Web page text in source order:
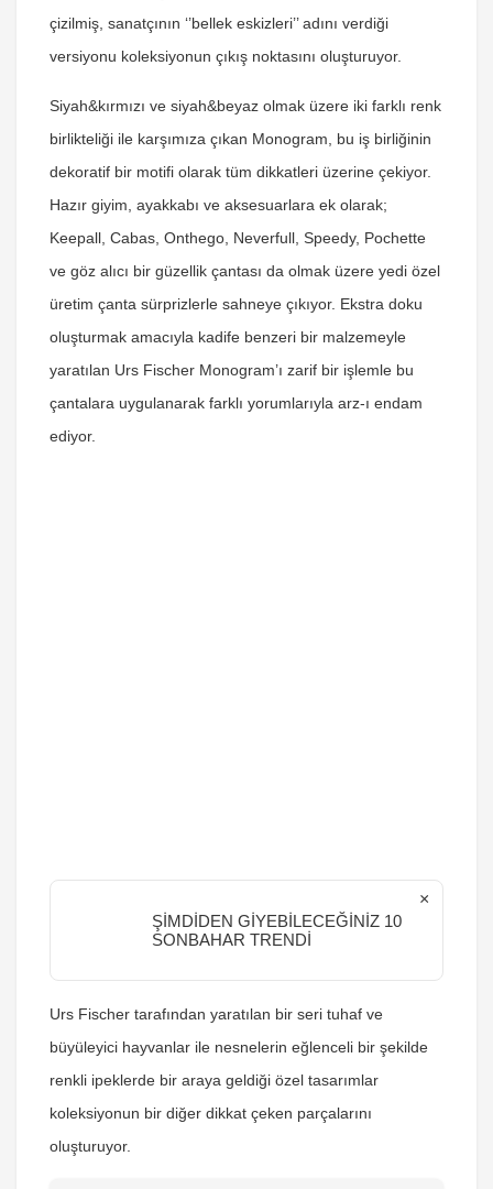
çizilmiş, sanatçının ‘’bellek eskizleri’’ adını verdiği
versiyonu koleksiyonun çıkış noktasını oluşturuyor.
Siyah&kırmızı ve siyah&beyaz olmak üzere iki farklı renk
birlikteliği ile karşımıza çıkan Monogram, bu iş birliğinin
dekoratif bir motifi olarak tüm dikkatleri üzerine çekiyor.
Hazır giyim, ayakkabı ve aksesuarlara ek olarak;
Keepall, Cabas, Onthego, Neverfull, Speedy, Pochette
ve göz alıcı bir güzellik çantası da olmak üzere yedi özel
üretim çanta sürprizlerle sahneye çıkıyor. Ekstra doku
oluşturmak amacıyla kadife benzeri bir malzemeyle
yaratılan Urs Fischer Monogram’ı zarif bir işlemle bu
çantalara uygulanarak farklı yorumlarıyla arz-ı endam
ediyor.
ŞİMDİDEN GİYEBİLECEĞİNİZ 10
SONBAHAR TRENDİ
×
Urs Fischer tarafından yaratılan bir seri tuhaf ve
büyüleyici hayvanlar ile nesnelerin eğlenceli bir şekilde
renkli ipeklerde bir araya geldiği özel tasarımlar
koleksiyonun bir diğer dikkat çeken parçalarını
oluşturuyor.